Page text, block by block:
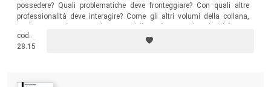
possedere? Quali problematiche deve fronteggiare? Con quali altre
professionalità deve interagire? Come gli altri volumi della collana,
raccontata da una delle più affermate protagoniste.
cod.
28.15